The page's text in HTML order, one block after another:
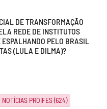
DE TRANSFORMAÇÃO
REDE DE INSTITUTOS
ESPALHANDO PELO BRASIL
(LULA E DILMA)?
NOTÍCIAS PROIFES(624)